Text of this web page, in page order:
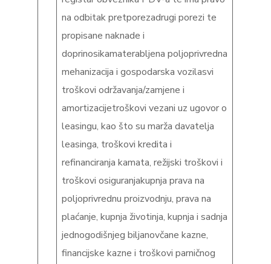
na odbitak pretporezadrugi porezi te
propisane naknade i
doprinosikamaterabljena poljoprivredna
mehanizacija i gospodarska vozilasvi
troškovi održavanja/zamjene i
amortizacijetroškovi vezani uz ugovor o
leasingu, kao što su marža davatelja
leasinga, troškovi kredita i
refinanciranja kamata, režijski troškovi i
troškovi osiguranjakupnja prava na
poljoprivrednu proizvodnju, prava na
plaćanje, kupnja životinja, kupnja i sadnja
jednogodišnjeg biljanovčane kazne,
financijske kazne i troškovi parničnog